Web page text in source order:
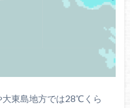
大東島地方では28℃くら